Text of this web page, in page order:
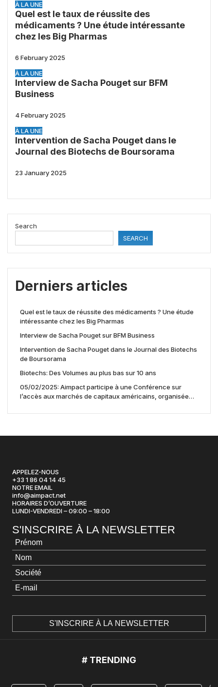
À LA UNE
Quel est le taux de réussite des
médicaments ? Une étude intéressante
chez les Big Pharmas
6 February 2025
À LA UNE
Interview de Sacha Pouget sur BFM
Business
4 February 2025
À LA UNE
Intervention de Sacha Pouget dans le
Journal des Biotechs de Boursorama
23 January 2025
Search
SEARCH
Derniers articles
Quel est le taux de réussite des médicaments ? Une étude
intéressante chez les Big Pharmas
Interview de Sacha Pouget sur BFM Business
Intervention de Sacha Pouget dans le Journal des Biotechs
de Boursorama
Biotechs: Des Volumes au plus bas sur 10 ans
05/02/2025: Aimpact participe à une Conférence sur
l’accès aux marchés de capitaux américains, organisée
APPELEZ-NOUS
+33 1 86 04 14 45
NOTRE EMAIL
info@aimpact.net
HORAIRES D’OUVERTURE
LUNDI-VENDREDI – 09:00 – 18:00
S'INSCRIRE À LA NEWSLETTER
# TRENDING